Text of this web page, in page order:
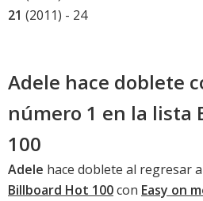
21 (2011) - 24
Adele hace doblete
número 1 en la lista
100
Adele hace doblete al regresar
Billboard Hot 100con Easy on